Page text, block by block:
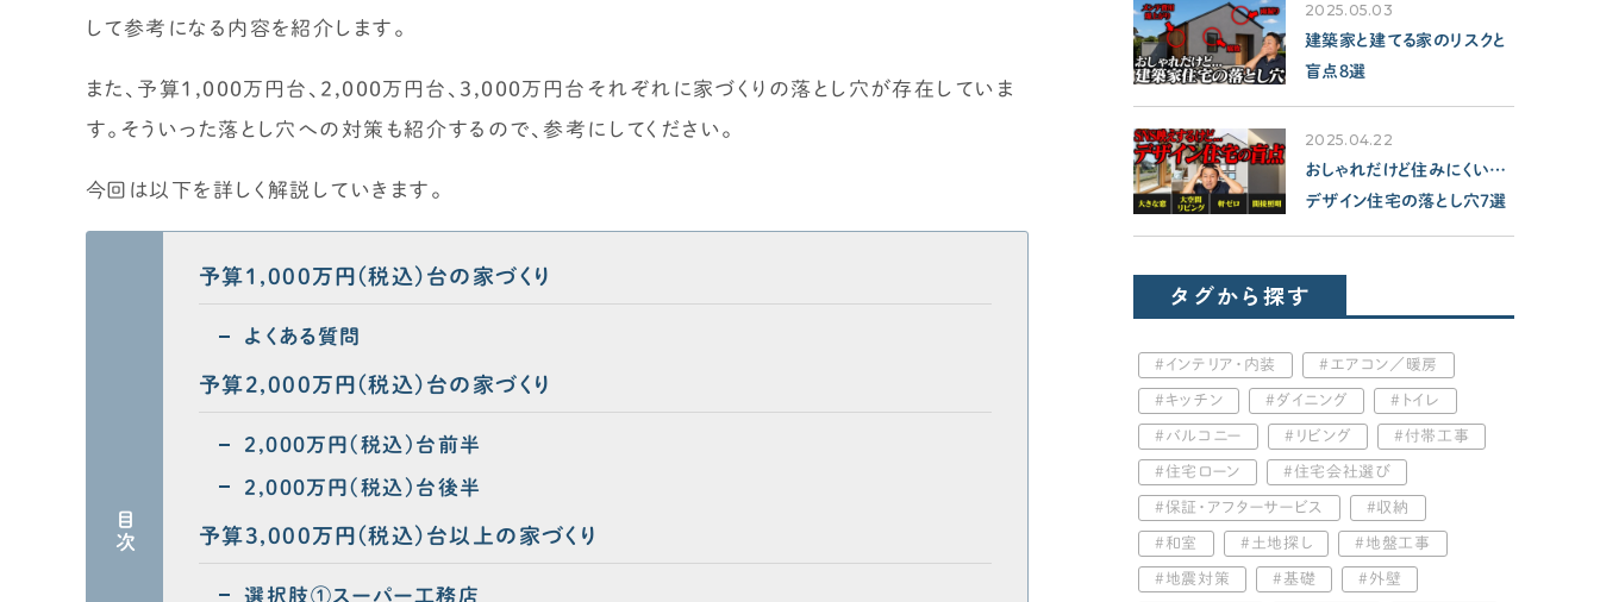
【クルー専用】ログインページ
して参考になる内容を紹介します。
また、予算1,000万円台、2,000万円台、3,000万円台それぞれに家づくりの落とし穴が存在していま
す。そういった落とし穴への対策も紹介するので、参考にしてください。
今回は以下を詳しく解説していきます。
目次
予算1,000万円(税込)台の家づくり
よくある質問
予算2,000万円(税込)台の家づくり
2,000万円(税込)台前半
2,000万円(税込)台後半
予算3,000万円(税込)台以上の家づくり
選択肢①スーパー工務店
2025.05.03
建築家と建てる家のリスクと
盲点8選
2025.04.22
おしゃれだけど住みにくい…
デザイン住宅の落とし穴7選
タグから探す
インテリア・内装 エアコン／暖房
キッチン ダイニング トイレ
バルコニー リビング 付帯工事
住宅ローン 住宅会社選び
保証・アフターサービス 収納
和室 土地探し 地盤工事
地震対策 基礎 外壁